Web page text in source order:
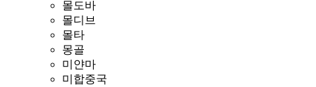
몰도바
몰디브
몰타
몽골
미얀마
미합중국